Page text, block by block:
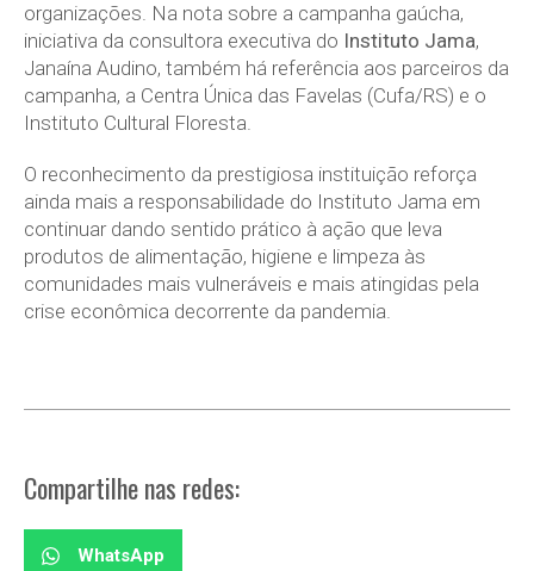
organizações. Na nota sobre a campanha gaúcha,
iniciativa da consultora executiva do Instituto Jama,
Janaína Audino, também há referência aos parceiros da
campanha, a Centra Única das Favelas (Cufa/RS) e o
Instituto Cultural Floresta.
O reconhecimento da prestigiosa instituição reforça
ainda mais a responsabilidade do Instituto Jama em
continuar dando sentido prático à ação que leva
produtos de alimentação, higiene e limpeza às
comunidades mais vulneráveis e mais atingidas pela
crise econômica decorrente da pandemia.
Compartilhe nas redes:
WhatsApp